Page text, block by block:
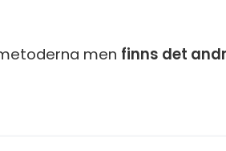
men finns det